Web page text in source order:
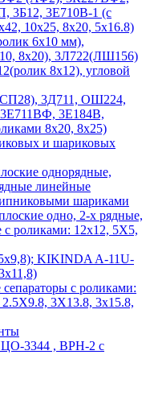
3Б12, 3Е710В-1 (с
10х25, 8х20, 5х16.8)
6х10 мм),
8х20), 3Л722(ЛШ156)
8х12), угловой
3Д711, ОШ224,
3Е184В,
8х20, 8х25)
и шариковых
однорядные,
линейные
шариками
одно, 2-х рядные,
с роликами: 12х12, 5X5,
KIKINDA A-11U-
с роликами:
3X13.8, 3х15.8,
3344 , ВРН-2 с